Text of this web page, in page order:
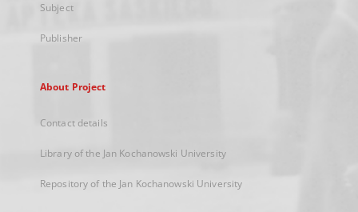
Subject
Publisher
About Project
Contact details
Library of the Jan Kochanowski University
Repository of the Jan Kochanowski University